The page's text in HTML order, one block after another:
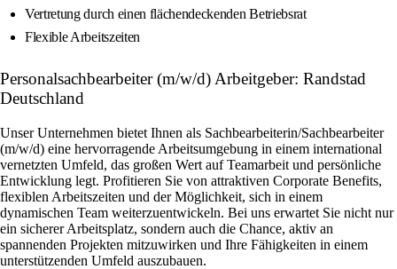
Vertretung durch einen flächendeckenden Betriebsrat
Flexible Arbeitszeiten
Personalsachbearbeiter (m/w/d) Arbeitgeber: Randstad
Deutschland
Unser Unternehmen bietet Ihnen als Sachbearbeiterin/Sachbearbeiter
(m/w/d) eine hervorragende Arbeitsumgebung in einem international
vernetzten Umfeld, das großen Wert auf Teamarbeit und persönliche
Entwicklung legt. Profitieren Sie von attraktiven Corporate Benefits,
flexiblen Arbeitszeiten und der Möglichkeit, sich in einem
dynamischen Team weiterzuentwickeln. Bei uns erwartet Sie nicht nur
ein sicherer Arbeitsplatz, sondern auch die Chance, aktiv an
spannenden Projekten mitzuwirken und Ihre Fähigkeiten in einem
unterstützenden Umfeld auszubauen.